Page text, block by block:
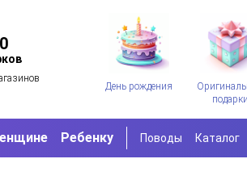
День рождения
подарки
Ребенку Поводы Каталог